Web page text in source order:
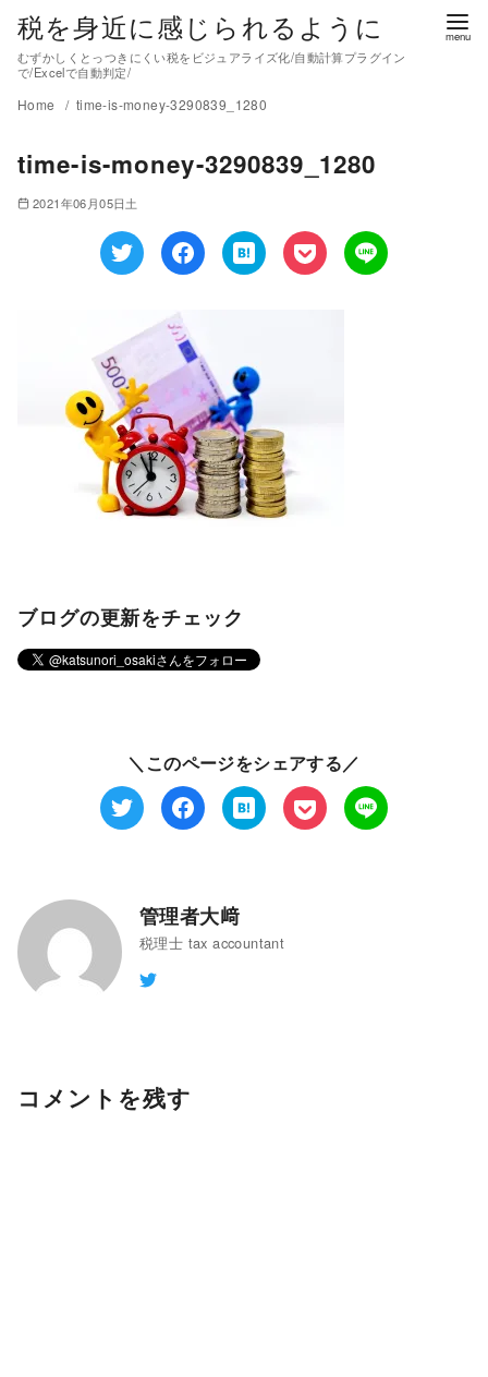
税を身近に感じられるように
むずかしくとっつきにくい税をビジュアライズ化/自動計算プラグイン
で/Excelで自動判定/
Home time-is-money-3290839_1280
time-is-money-3290839_1280
2021年06月05日土
ブログの更新をチェック
＼このページをシェアする／
管理者大﨑
税理士 tax accountant
コメントを残す